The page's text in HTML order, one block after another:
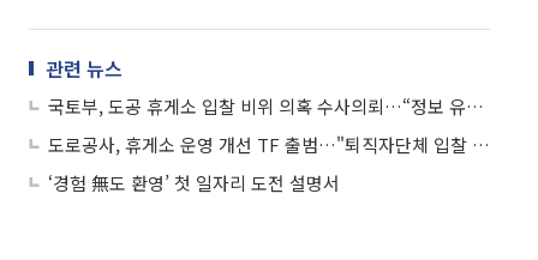
관련 뉴스
국토부, 도공 휴게소 입찰 비위 의혹 수사의뢰…“정보 유출 정황 확인”
도로공사, 휴게소 운영 개선 TF 출범…"퇴직자단체 입찰 제한 검토"
‘경험 無도 환영’ 첫 일자리 도전 설명서